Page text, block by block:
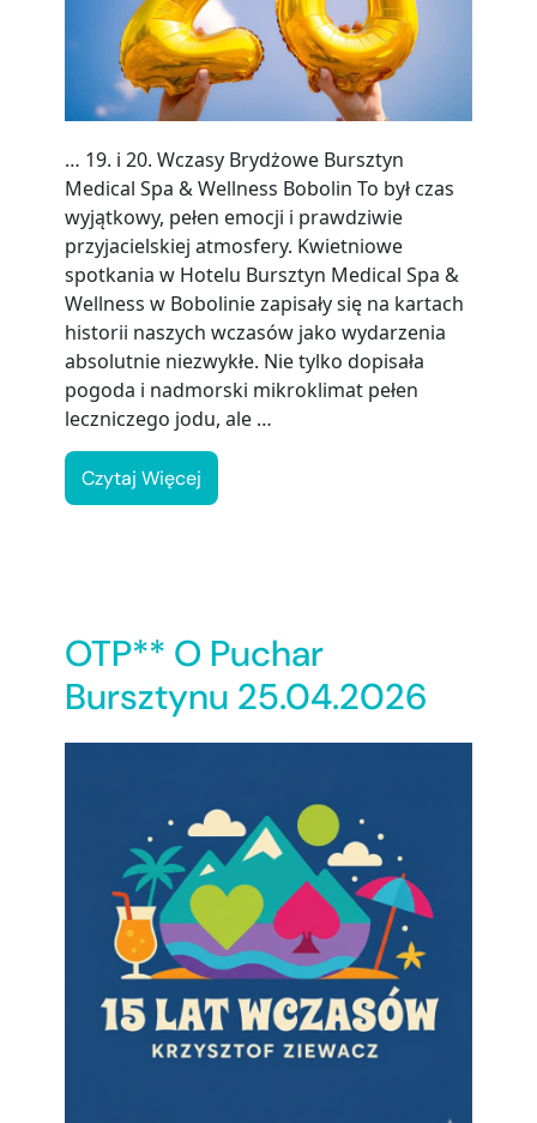
… 19. i 20. Wczasy Brydżowe Bursztyn
Medical Spa & Wellness Bobolin To był czas
wyjątkowy, pełen emocji i prawdziwie
przyjacielskiej atmosfery. Kwietniowe
spotkania w Hotelu Bursztyn Medical Spa &
Wellness w Bobolinie zapisały się na kartach
historii naszych wczasów jako wydarzenia
absolutnie niezwykłe. Nie tylko dopisała
pogoda i nadmorski mikroklimat pełen
leczniczego jodu, ale …
Czytaj Więcej
OTP** O Puchar
Bursztynu 25.04.2026